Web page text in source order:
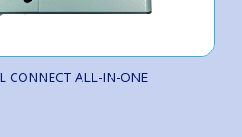
CONNECT ALL-IN-ONE